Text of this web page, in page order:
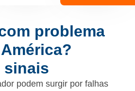
problema
sinais
podem surgir por falhas